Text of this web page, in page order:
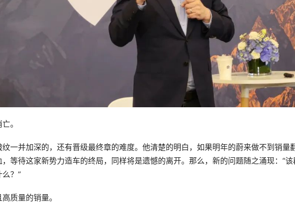
。
一并加深的，还有晋级最终章的难度。他清楚的明白，如果明年的蔚来做不到销量
等待这家新势力造车的终局，同样将是遗憾的离开。那么，新的问题随之涌现：“该
？”
质量的销量。